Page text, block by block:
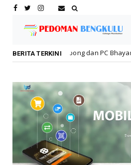
BERITA TERKINI
dan PC Bhayangkari Berbagi